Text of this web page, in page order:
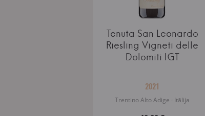
Tenuta San Leonardo
Riesling Vigneti delle
Dolomiti IGT
2021
Trentino Alto Adige · Itālija